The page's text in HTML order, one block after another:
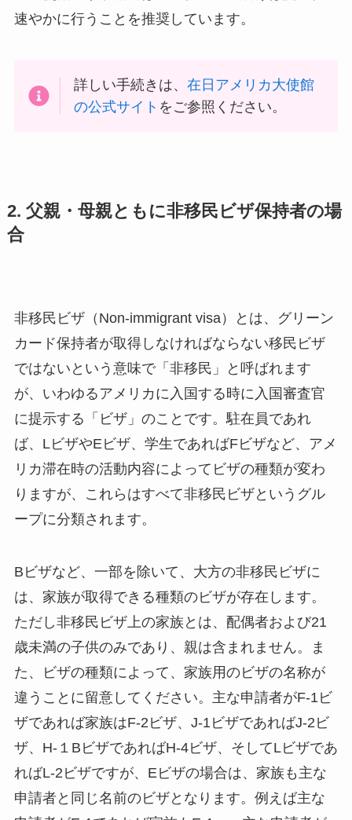
速やかに行うことを推奨しています。
詳しい手続きは、在日アメリカ大使館
の公式サイト をご参照ください。
2. 父親・母親ともに非移民ビザ保持者の場
合
非移民ビザ（Non-immigrant visa）とは、グリーン
カード保持者が取得しなければならない移民ビザ
ではないという意味で「非移民」と呼ばれます
が、いわゆるアメリカに入国する時に入国審査官
に提示する「ビザ」のことです。駐在員であれ
ば、LビザやEビザ、学生であればFビザなど、アメ
リカ滞在時の活動内容によってビザの種類が変わ
りますが、これらはすべて非移民ビザというグル
ープに分類されます。
Bビザなど、一部を除いて、大方の非移民ビザに
は、家族が取得できる種類のビザが存在します。
ただし非移民ビザ上の家族とは、配偶者および21
歳未満の子供のみであり、親は含まれません。ま
た、ビザの種類によって、家族用のビザの名称が
違うことに留意してください。主な申請者がF-1ビ
ザであれば家族はF-2ビザ、J-1ビザであればJ-2ビ
ザ、H-１BビザであればH-4ビザ、そしてLビザであ
ればL-2ビザですが、Eビザの場合は、家族も主な
申請者と同じ名前のビザとなります。例えば主な